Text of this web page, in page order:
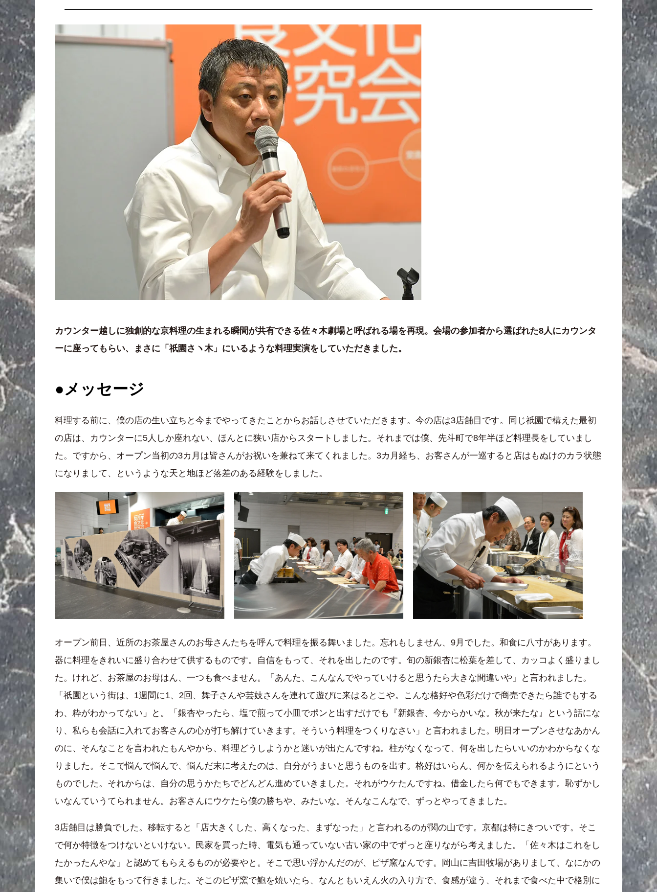
カウンター越しに独創的な京料理の生まれる瞬間が共有できる佐々木劇場と呼ばれる場を再現。会場の参加者から選ばれた8人にカウンタ
ーに座ってもらい、まさに「祇園さヽ木」にいるような料理実演をしていただきました。
●メッセージ
料理する前に、僕の店の生い立ちと今までやってきたことからお話しさせていただきます。今の店は3店舗目です。同じ祇園で構えた最初
の店は、カウンターに5人しか座れない、ほんとに狭い店からスタートしました。それまでは僕、先斗町で8年半ほど料理長をしていまし
た。ですから、オープン当初の3カ月は皆さんがお祝いを兼ねて来てくれました。3カ月経ち、お客さんが一巡すると店はもぬけのカラ状態
になりまして、というような天と地ほど落差のある経験をしました。
オープン前日、近所のお茶屋さんのお母さんたちを呼んで料理を振る舞いました。忘れもしません、9月でした。和食に八寸があります。
器に料理をきれいに盛り合わせて供するものです。自信をもって、それを出したのです。旬の新銀杏に松葉を差して、カッコよく盛りまし
た。けれど、お茶屋のお母はん、一つも食べません。「あんた、こんなんでやっていけると思うたら大きな間違いや」と言われました。
「祇園という街は、1週間に1、2回、舞子さんや芸妓さんを連れて遊びに来はるとこや。こんな格好や色彩だけで商売できたら誰でもする
わ、粋がわかってない」と。「銀杏やったら、塩で煎って小皿でポンと出すだけでも『新銀杏、今からかいな。秋が来たな』という話にな
り、私らも会話に入れてお客さんの心が打ち解けていきます。そういう料理をつくりなさい」と言われました。明日オープンさせなあかん
のに、そんなことを言われたもんやから、料理どうしようかと迷いが出たんですね。柱がなくなって、何を出したらいいのかわからなくな
りました。そこで悩んで悩んで、悩んだ末に考えたのは、自分がうまいと思うものを出す。格好はいらん、何かを伝えられるようにという
ものでした。それからは、自分の思うかたちでどんどん進めていきました。それがウケたんですね。借金したら何でもできます。恥ずかし
いなんていうてられません。お客さんにウケたら僕の勝ちや、みたいな。そんなこんなで、ずっとやってきました。
3店舗目は勝負でした。移転すると「店大きくした、高くなった、まずなった」と言われるのが関の山です。京都は特にきついです。そこ
で何か特徴をつけないといけない。民家を買った時、電気も通っていない古い家の中でずっと座りながら考えました。「佐々木はこれをし
たかったんやな」と認めてもらえるものが必要やと。そこで思い浮かんだのが、ピザ窯なんです。岡山に吉田牧場がありまして、なにかの
集いで僕は鮑をもって行きました。そこのピザ窯で鮑を焼いたら、なんともいえん火の入り方で、食感が違う、それまで食べた中で格別に